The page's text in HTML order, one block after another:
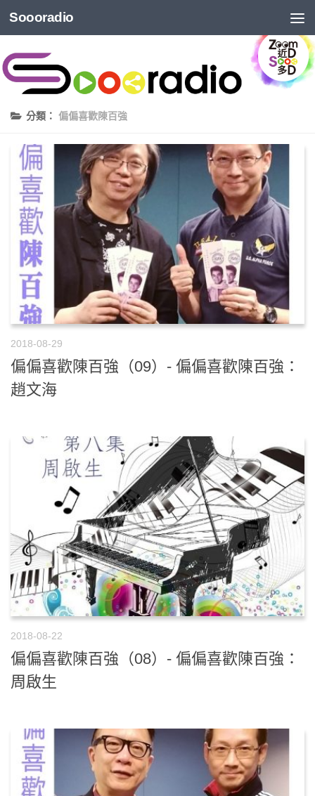
Soooradio
分類： 偏偏喜歡陳百強
2018-08-29
偏偏喜歡陳百強（09）- 偏偏喜歡陳百強：
趙文海
2018-08-22
偏偏喜歡陳百強（08）- 偏偏喜歡陳百強：
周啟生